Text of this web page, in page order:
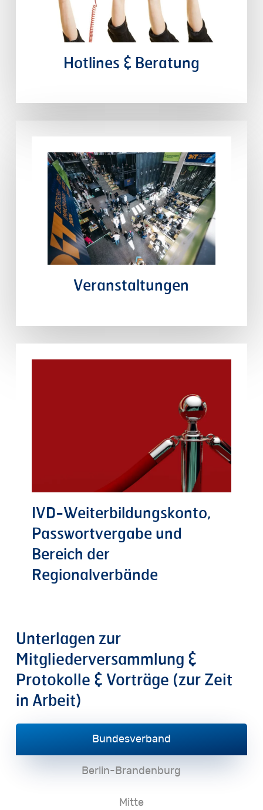
Hotlines & Beratung
Veranstaltungen
IVD-Weiterbildungskonto,
Passwortvergabe und
Bereich der
Regionalverbände
Unterlagen zur
Mitgliederversammlung &
Protokolle & Vorträge (zur Zeit
in Arbeit)
Bundesverband
Berlin-Brandenburg
Mitte